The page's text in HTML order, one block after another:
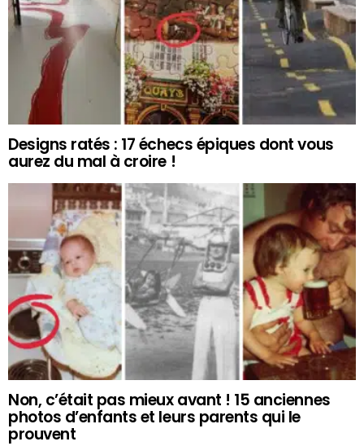
Designs ratés : 17 échecs épiques dont vous
aurez du mal à croire !
Non, c’était pas mieux avant ! 15 anciennes
photos d’enfants et leurs parents qui le
prouvent